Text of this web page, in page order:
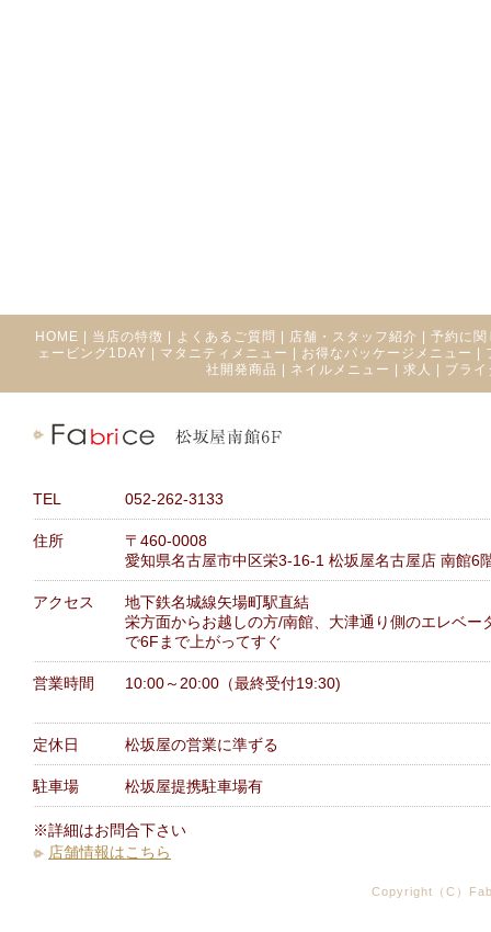
HOME 当店の特徴 よくあるご質問 店舗・スタッフ紹介
予約に関
ェービング1DAY
マタニティメニュー お得なパッケージメニュー
社開発商品
ネイルメニュー 求人 ブラ
TEL 052-262-3133
住所
〒460-0008
愛知県名古屋市中区栄3-16-1 松坂屋名古屋店 南館6
アクセス
地下鉄名城線矢場町駅直結
栄方面からお越しの方/南館、大津通り側のエレベー
で6Fまで上がってすぐ
営業時間 10:00～20:00（最終受付19:30)
定休日 松坂屋の営業に準ずる
駐車場 松坂屋提携駐車場有
※詳細はお問合下さい
店舗情報はこちら
Copyright（C）